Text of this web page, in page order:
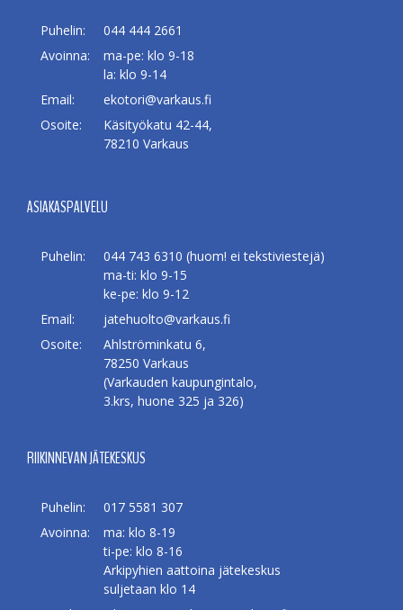
Puhelin:
044 444 2661
Avoinna:
ma-pe: klo 9-18
la: klo 9-14
Email:
ekotori@varkaus.fi
Osoite:
Käsityökatu 42-44,
78210 Varkaus
ASIAKASPALVELU
Puhelin:
044 743 6310 (huom! ei tekstiviestejä)
ma-ti: klo 9-15
ke-pe: klo 9-12
Email:
jatehuolto@varkaus.fi
Osoite:
Ahlströminkatu 6,
78250 Varkaus
(Varkauden kaupungintalo,
3.krs, huone 325 ja 326)
RIIKINNEVAN JÄTEKESKUS
Puhelin:
017 5581 307
Avoinna:
ma: klo 8-19
ti-pe: klo 8-16
Arkipyhien aattoina jätekeskus
suljetaan klo 14